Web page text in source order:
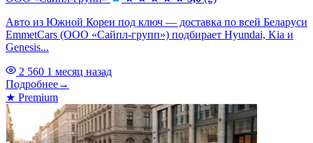
Авто из Южной Кореи под ключ — доставка по всей Беларуси
EmmetCars (ООО «Сайпл-групп») подбирает Hyundai, Kia и
Genesis...
2 560 1 месяц назад
Подробнее→
★ Premium